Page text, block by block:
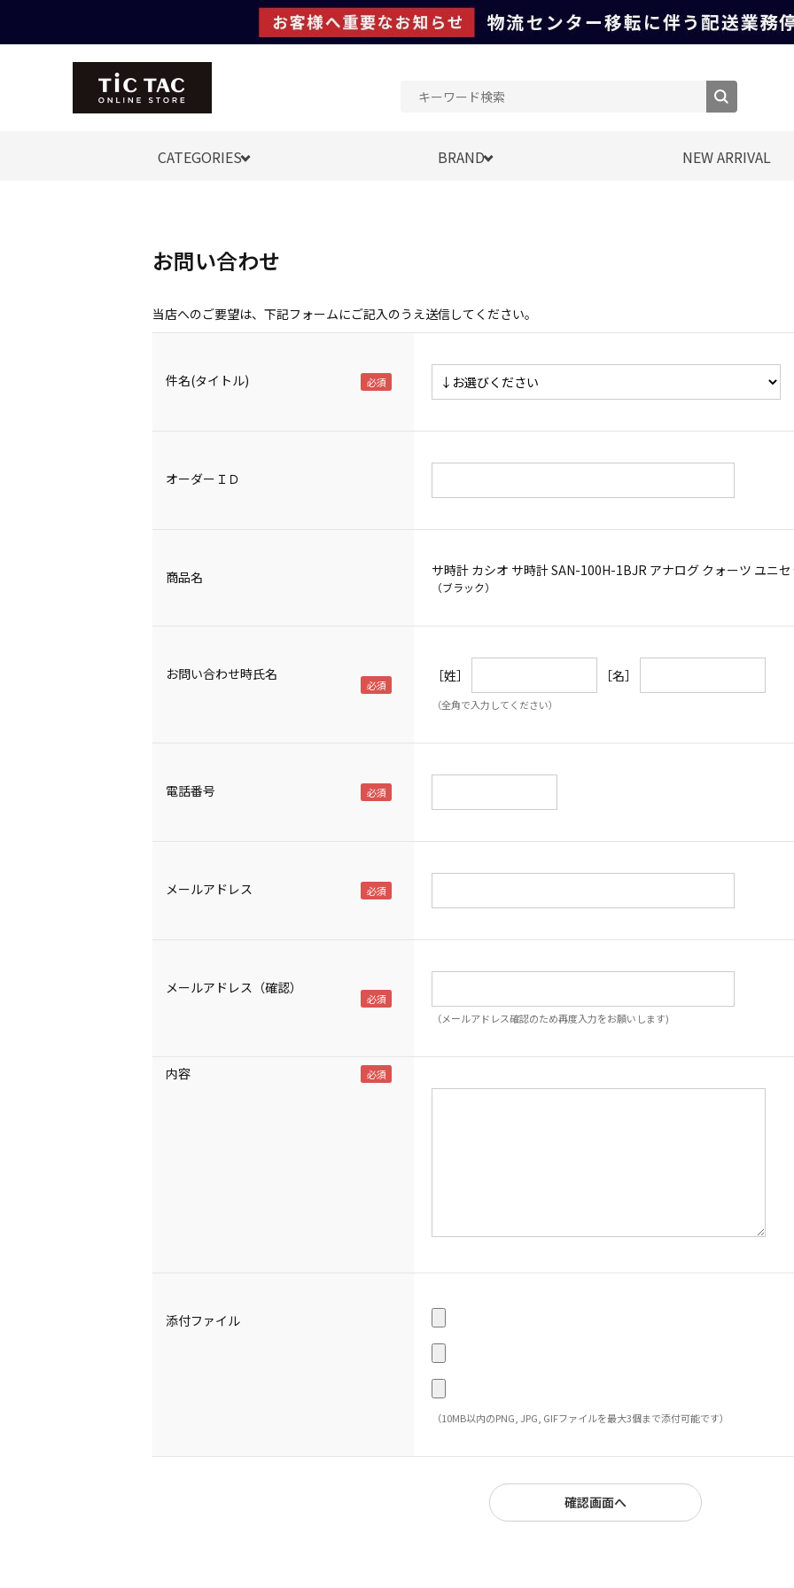
CATEGORIES BRAND NEW ARRIVAL
お問い合わせ
当店へのご要望は、下記フォームにご記入のうえ送信してください。
件名(タイトル)
オーダーＩＤ
商品名 サ時計 カシオ サ時計 SAN-100H-1BJR アナログ クォーツ ユニ
（ブラック）
お問い合わせ時氏名 ［姓］ ［名］
（全角で入力してください）
電話番号
メールアドレス
メールアドレス（確認）
（メールアドレス確認のため再度入力をお願いします)
内容
添付ファイル
（10MB以内のPNG, JPG, GIFファイルを最大3個まで添付可能です）